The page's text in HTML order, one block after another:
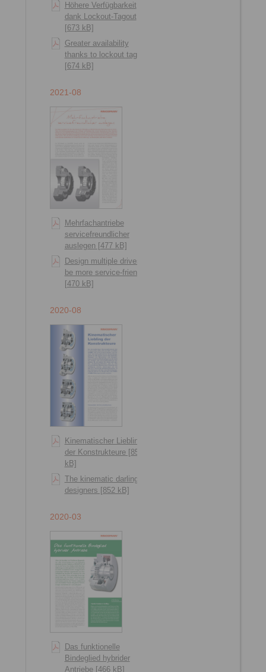
Höhere Verfügbarkeit
dank Lockout-Tagout
[673 kB]
Greater availability
thanks to lockout tagout
[674 kB]
2021-08
Mehrfachantriebe
servicefreundlicher
auslegen [477 kB]
Design multiple drives to
be more service-friendly
[470 kB]
2020-08
Kinematischer Liebling
der Konstrukteure [856
kB]
The kinematic darling of
designers [852 kB]
2020-03
Das funktionelle
Bindeglied hybrider
Antriebe [466 kB]